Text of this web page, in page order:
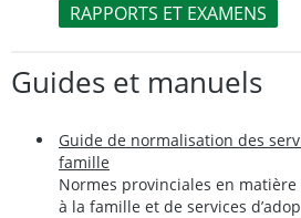
RAPPORTS ET EXAMENS
Guides et manuels
Guide de normalisation des
famille
Normes provinciales en
à la famille et de services